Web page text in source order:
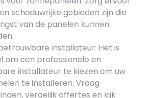
schaduwrijke gebieden zijn die
van de panelen kunnen
installateur: Het is
om een professionele en
installateur te kiezen om uw
te installeren. Vraag
vergelijk offertes en kijk